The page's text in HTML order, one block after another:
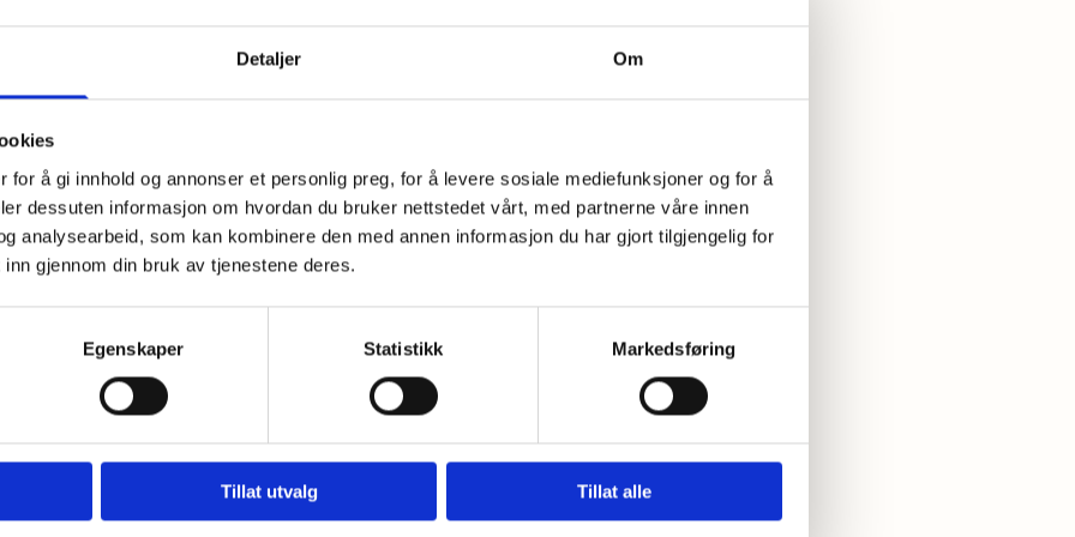
Detaljer Om
for å gi innhold og annonser et personlig preg, for å levere sosiale mediefunksjoner og for å
dessuten informasjon om hvordan du bruker nettstedet vårt, med partnerne våre innen
analysearbeid, som kan kombinere den med annen informasjon du har gjort tilgjengelig for
gjennom din bruk av tjenestene deres.
Egenskaper Statistikk Markedsføring
Tillat utvalg Tillat alle
sammen og tilsett så Müsli med Chia, kanel og havsalt og bland alt godt sammen
jevnt utover
vende blandingen. Den skal nå ha klumpet seg litt sammen og du kan bruke stekespaden til å
fint.
har fått en gylden og fin farge.
tett boks.
toppet med litt bær eller spises som den er. God fornøyelse!
er ikke oppskriften lenger vegansk